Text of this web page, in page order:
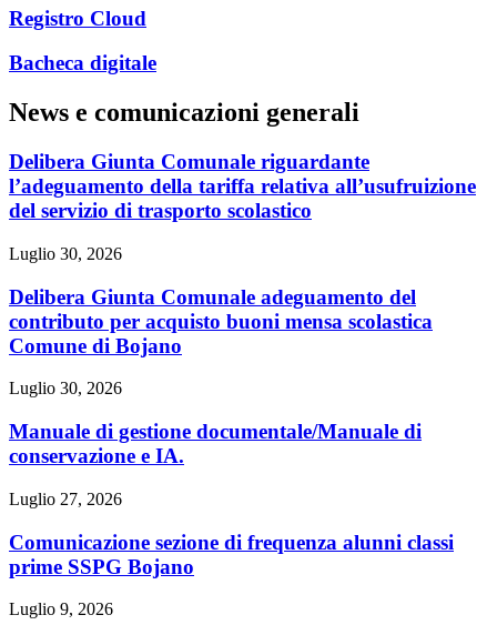
Registro Cloud
Bacheca digitale
News e comunicazioni generali
Delibera Giunta Comunale riguardante
l’adeguamento della tariffa relativa all’usufruizione
del servizio di trasporto scolastico
Luglio 30, 2026
Delibera Giunta Comunale adeguamento del
contributo per acquisto buoni mensa scolastica
Comune di Bojano
Luglio 30, 2026
Manuale di gestione documentale/Manuale di
conservazione e IA.
Luglio 27, 2026
Comunicazione sezione di frequenza alunni classi
prime SSPG Bojano
Luglio 9, 2026